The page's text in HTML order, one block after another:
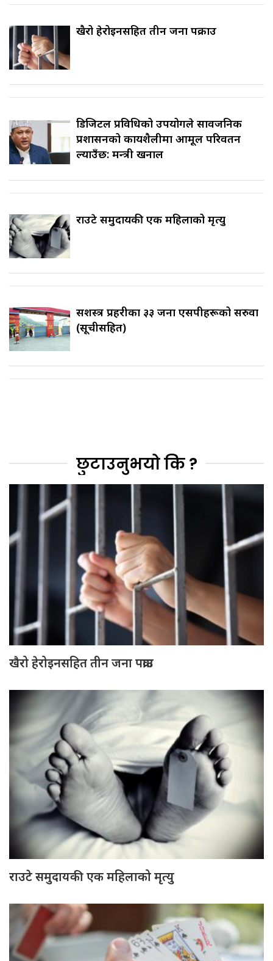
खैरो हेरोइनसहित तीन जना पक्राउ
डिजिटल प्रविधिको उपयोगले सार्वजनिक
प्रशासनको कार्यशैलीमा आमूल परिवर्तन
ल्याउँछ: मन्त्री खनाल
राउटे समुदायकी एक महिलाको मृत्यु
सशस्त्र प्रहरीका ३३ जना एसपीहरूको सरुवा
(सूचीसहित)
छुटाउनुभयो कि ?
खैरो हेरोइनसहित तीन जना पक्राउ
राउटे समुदायकी एक महिलाको मृत्यु